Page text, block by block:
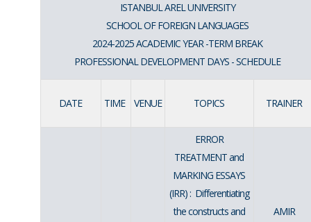
ISTANBUL AREL UNIVERSITY
SCHOOL OF FOREIGN LANGUAGES
2024-2025 ACADEMIC YEAR -TERM BREAK
PROFESSIONAL DEVELOPMENT DAYS - SCHEDULE
DATE TIME VENUE TOPICS TRAINER
ERROR
TREATMENT and
MARKING ESSAYS
(IRR) : Differentiating
the constructs and
AMIR